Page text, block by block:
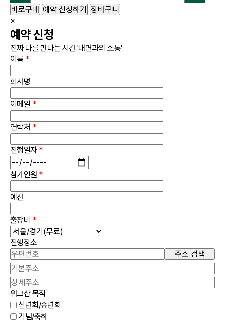
바로구매 예약 신청하기 장바구니
×
예약 신청
진짜 나를 만나는 시간 '내면과의 소통'
이름 *
회사명
이메일 *
연락처 *
진행일자 *
참가인원 *
예산
출장비 *
진행장소
주소 검색
워크샵 목적
신년회/송년회
기념/축하